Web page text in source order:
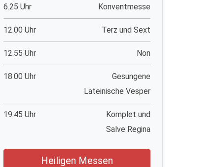
6.25 Uhr Konventmesse
12.00 Uhr Terz und Sext
12.55 Uhr Non
18.00 Uhr
Gesungene
Lateinische Vesper
19.45 Uhr
Komplet und
Salve Regina
Heiligen Messen